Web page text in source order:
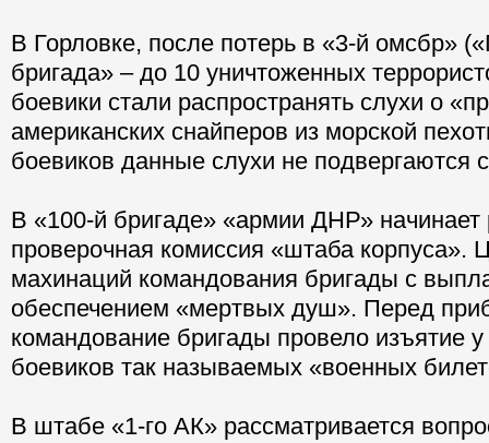
В Горловке, после потерь в «3-й омсбр»
бригада» – до 10 уничтоженных
боевики стали распространять слухи о
американских снайперов из морской
боевиков данные слухи не подвергаются
В «100-й бригаде» «армии ДНР» начинает
проверочная комиссия «штаба корпуса».
махинаций командования бригады с
обеспечением «мертвых душ». Перед
командование бригады провело изъятие
боевиков так называемых «военных
В штабе «1-го АК» рассматривается